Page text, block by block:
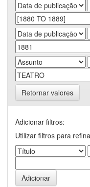
Retornar valores
Adicionar filtros:
Utilizar filtros para